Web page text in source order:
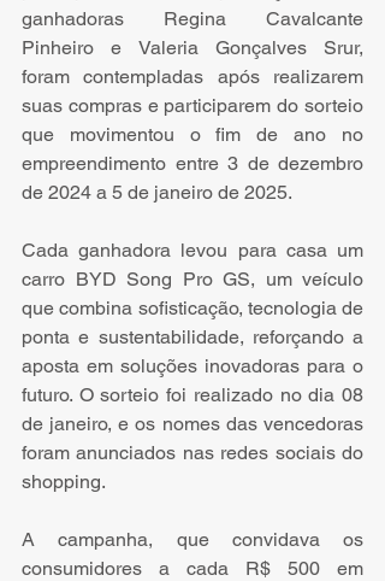
ganhadoras Regina Cavalcante
Pinheiro e Valeria Gonçalves Srur,
foram contempladas após realizarem
suas compras e participarem do sorteio
que movimentou o fim de ano no
empreendimento entre 3 de dezembro
de 2024 a 5 de janeiro de 2025.
Cada ganhadora levou para casa um
carro BYD Song Pro GS, um veículo
que combina sofisticação, tecnologia de
ponta e sustentabilidade, reforçando a
aposta em soluções inovadoras para o
futuro. O sorteio foi realizado no dia 08
de janeiro, e os nomes das vencedoras
foram anunciados nas redes sociais do
shopping.
A campanha, que convidava os
consumidores a cada R$ 500 em